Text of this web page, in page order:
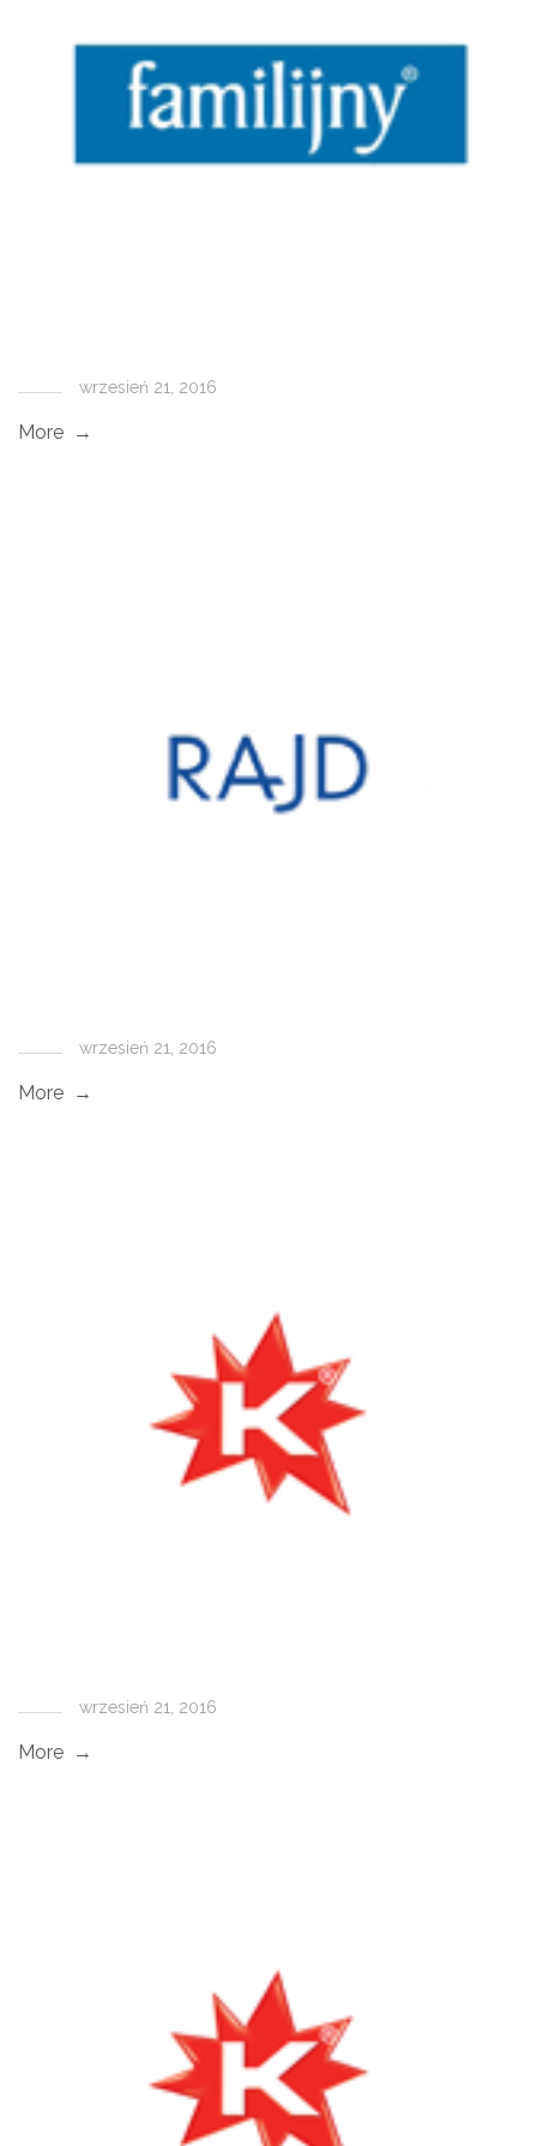
wrzesień 21, 2016
More →
wrzesień 21, 2016
More →
wrzesień 21, 2016
More →